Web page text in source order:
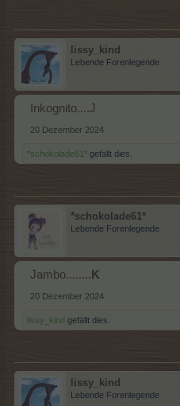
lissy_kind
Lebende Forenlegende
Inkognito....J
20 Dezember 2024
*schokolade61* gefällt dies.
*schokolade61*
Lebende Forenlegende
Jambo........ K
20 Dezember 2024
lissy_kind gefällt dies.
lissy_kind
Lebende Forenlegende